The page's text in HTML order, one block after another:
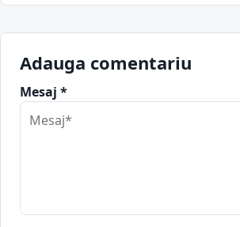
Adauga comentariu
Mesaj *